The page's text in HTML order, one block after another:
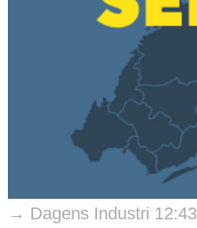
→ Dagens Industri 12:43